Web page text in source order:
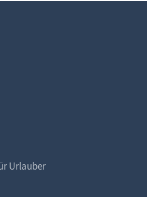
Urlauber